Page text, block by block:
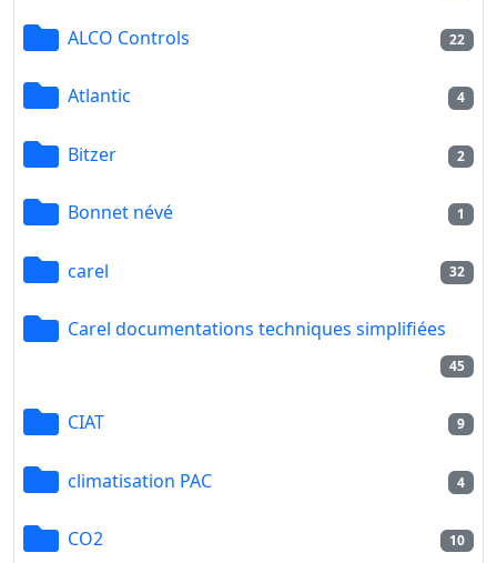
ALCO Controls 22
Atlantic 4
Bitzer 2
Bonnet névé 1
carel 32
Carel documentations techniques simplifiées
45
CIAT 9
climatisation PAC 4
CO2 10